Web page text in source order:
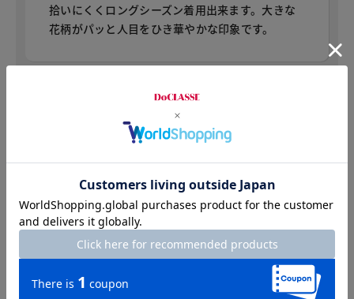
拾いにくくロングシーズン着用出来ます。大きな
花柄がパッと人目をひき華やかな印象です。
身長：156cm
普段のサイズ：7号または9号 着用サイズ：9号
タックが入っているフレアですが、広がりすぎず
きれいなシルエットです。左右にポケットがつい
ているのもポイントが高いです。後ろにシャーリ
ングがあることでウエストのしめつけ感もなくと
ても楽な着心地です。裏地はついていませんがボ